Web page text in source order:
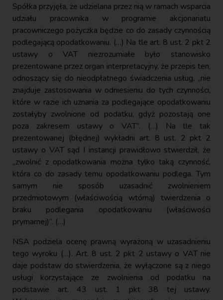
Spółka przyjęła, że udzielana przez nią w ramach wsparcia
udziału pracownika w programie akcjonariatu
pracowniczego pożyczka będzie co do zasady czynnością
podlegającą opodatkowaniu. (…) Na tle art. 8 ust. 2 pkt 2
ustawy o VAT niezrozumiałe było stanowisko
prezentowane przez organ interpretacyjny, że przepis ten,
odnoszący się do nieodpłatnego świadczenia usług, „nie
znajduje zastosowania w odniesieniu do tych czynności,
które w razie ich uznania za podlegające opodatkowaniu
zostałyby zwolnione od podatku, gdyż pozostają one
poza zakresem ustawy o VAT”. (…) Na tle tak
prezentowanej (błędnej) wykładni art. 8 ust. 2 pkt 2
ustawy o VAT sąd I instancji prawidłowo stwierdził, że
„zwolnić z opodatkowania można tylko taką czynność,
która co do zasady temu opodatkowaniu podlega. Tym
samym nie sposób uzasadnić zwolnieniem
przedmiotowym (właściwością wtórną) twierdzenia o
braku podlegania opodatkowaniu (właściwości
prymarnej)”. (…)
NSA podziela ocenę prawną wyrażoną w uzasadnieniu
tego wyroku (…). Art. 8 ust. 2 pkt 2 ustawy o VAT nie
daje podstaw do stwierdzenia, że wyłączone są z niego
usługi korzystające ze zwolnienia od podatku na
podstawie art. 43 ust. 1 pkt 38 tej ustawy.